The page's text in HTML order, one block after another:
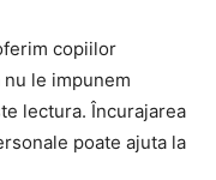
copiilor
le impunem
lectura. Încurajarea
poate ajuta la